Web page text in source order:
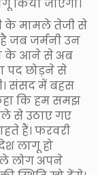
किया जाएगा।
के मामले तेजी से
जब जर्मनी उन
के आने से अब
पद छोड़ने से
संसद में बहस
कि हम समझ
से उठाए गए
हैं। फरवरी
लागू हो
लोग अपने